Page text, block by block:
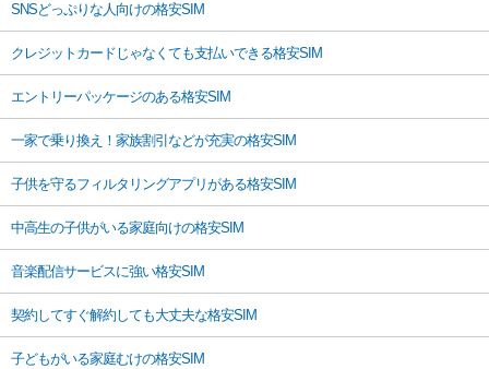
SNSどっぷりな人向けの格安SIM
クレジットカードじゃなくても支払いできる格安SIM
エントリーパッケージのある格安SIM
一家で乗り換え！家族割引などが充実の格安SIM
子供を守るフィルタリングアプリがある格安SIM
中高生の子供がいる家庭向けの格安SIM
音楽配信サービスに強い格安SIM
契約してすぐ解約しても大丈夫な格安SIM
子どもがいる家庭むけの格安SIM